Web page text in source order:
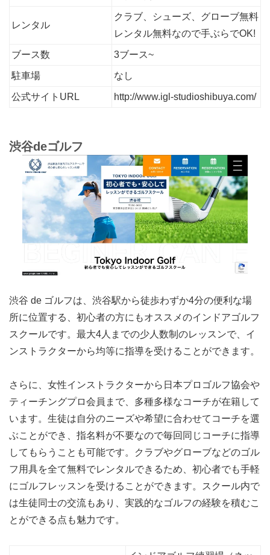
レンタル
クラブ、シューズ、グローブ無料
レンタル無料なので手ぶらでOK!
ブース数 3ブース~
駐車場 なし
公式サイトURL http://www.igl-studioshibuya.com/
渋谷deゴルフ
渋谷 de ゴルフは、渋谷駅から徒歩わずか4分の便利な場
所に位置する、初心者の方にもオススメのインドアゴルフ
スクールです。最大4人までの少人数制のレッスンで、イ
ンストラクターから均等に指導を受けることができます。
さらに、女性インストラクターから日本プロゴルフ協会や
ティーチングプロ会員まで、多種多様なコーチが在籍して
います。生徒は自分のニーズや希望に合わせてコーチを選
ぶことができ、指名料が不要なので毎回同じコーチに指導
してもらうことも可能です。クラブやグローブなどのゴル
フ用具を全て無料でレンタルできるため、初心者でも手軽
にゴルフレッスンを受けることができます。スクール内で
は生徒同士の交流もあり、実践的なゴルフの経験を積むこ
とができる点も魅力です。